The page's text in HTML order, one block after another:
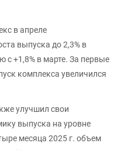
в апреле
выпуска до 2,3% в
с +1,8% в марте. За первые
комплекса увеличился
улучшил свои
выпуска на уровне
месяца 2025 г. объем